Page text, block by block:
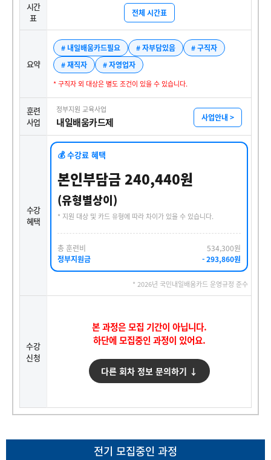
시간
표
전체 시간표
요약
# 내일배움카드필요 # 자부담있음
# 구직자
# 재직자
# 자영업자
* 구직자 외 대상은 별도 조건이 있을 수 있습니다.
훈련
사업
정부지원 교육사업
내일배움카드제 사업안내 >
수강
혜택
💰 수강료 혜택
본인부담금 240,440원
(유형별상이)
* 지원 대상 및 카드 유형에 따라 차이가 있을 수 있습니다.
총 훈련비
534,300원
정부지원금
- 293,860원
* 2026년 국민내일배움카드 운영규정 준수
수강
신청
본 과정은 모집 기간이 아닙니다.
하단에 모집중인 과정이 있어요.
다른 회차 정보 문의하기 ↓
전기 모집중인 과정